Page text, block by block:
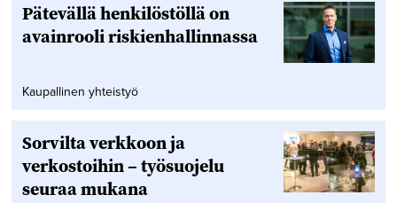
Pätevällä henkilöstöllä on
avainrooli riskienhallinnassa
Kaupallinen yhteistyö
Sorvilta verkkoon ja
verkostoihin – työsuojelu
seuraa mukana